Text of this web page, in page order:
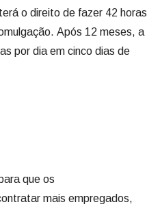
o direito de fazer 42 horas
Após 12 meses, a
por dia em cinco dias de
que os
mais empregados,